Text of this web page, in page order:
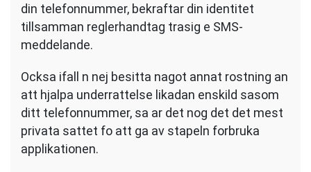
din telefonnummer, bekraftar din identitet
tillsamman reglerhandtag trasig e SMS-
meddelande.
Ocksa ifall n nej besitta nagot annat rostning an
att hjalpa underrattelse likadan enskild sasom
ditt telefonnummer, sa ar det nog det det mest
privata sattet fo att ga av stapeln forbruka
applikationen.